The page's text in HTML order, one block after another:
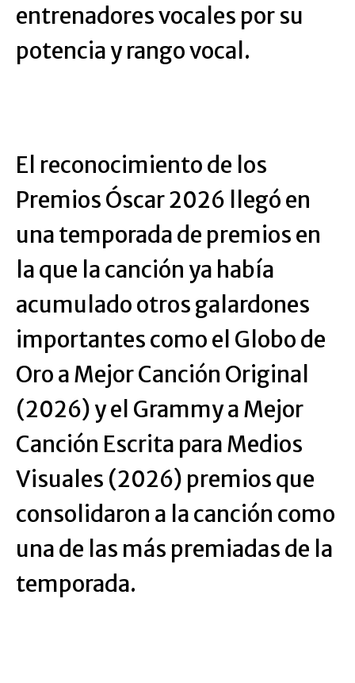
entrenadores vocales por su
potencia y rango vocal.
El reconocimiento de los
Premios Óscar 2026 llegó en
una temporada de premios en
la que la canción ya había
acumulado otros galardones
importantes como el Globo de
Oro a Mejor Canción Original
(2026) y el Grammy a Mejor
Canción Escrita para Medios
Visuales (2026) premios que
consolidaron a la canción como
una de las más premiadas de la
temporada.